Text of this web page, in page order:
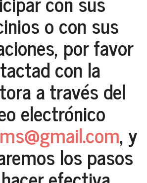
o con sus
por favor
con la
a través del
electrónico
, y
los pasos